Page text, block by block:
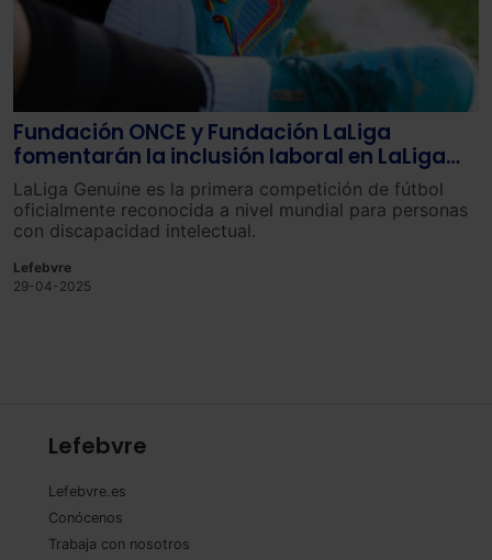
Fundación ONCE y Fundación LaLiga
fomentarán la inclusión laboral en LaLiga
Genuine
LaLiga Genuine es la primera competición de fútbol
oficialmente reconocida a nivel mundial para personas
con discapacidad intelectual.
Lefebvre
29-04-2025
Lefebvre
Lefebvre.es
Conócenos
Trabaja con nosotros